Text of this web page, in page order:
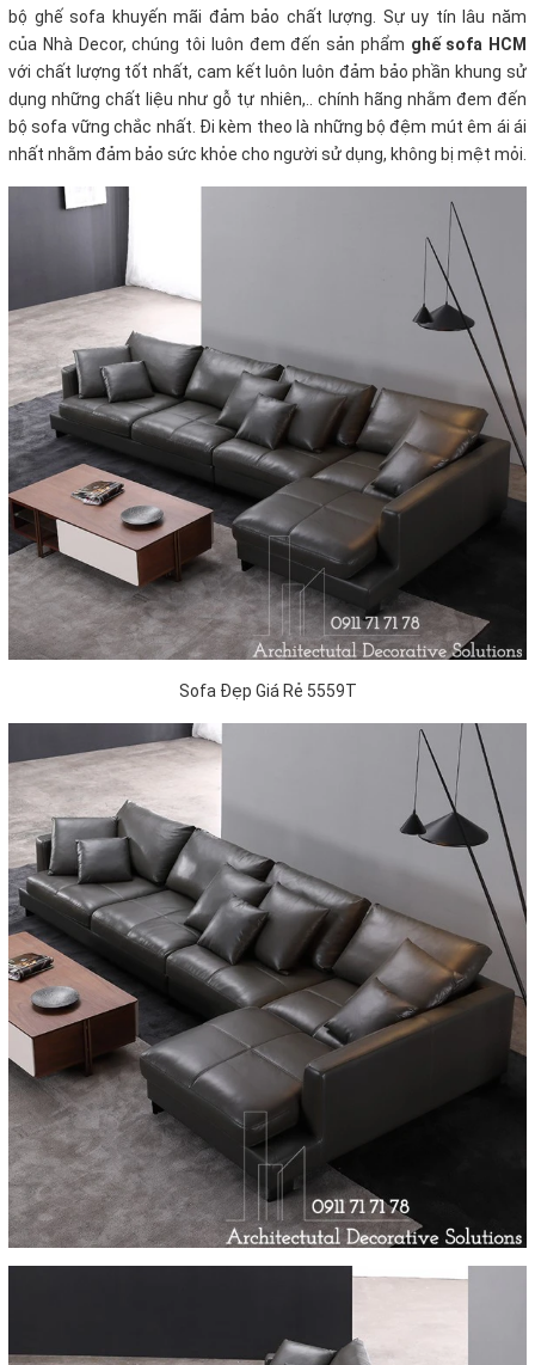
bộ ghế sofa khuyến mãi đảm bảo chất lượng. Sự uy tín lâu năm
của Nhà Decor, chúng tôi luôn đem đến sản phẩm ghế sofa HCM
với chất lượng tốt nhất, cam kết luôn luôn đảm bảo phần khung sử
dụng những chất liệu như gỗ tự nhiên,.. chính hãng nhằm đem đến
bộ sofa vững chắc nhất. Đi kèm theo là những bộ đệm mút êm ái ái
nhất nhằm đảm bảo sức khỏe cho người sử dụng, không bị mệt mỏi.
Sofa Đẹp Giá Rẻ 5559T